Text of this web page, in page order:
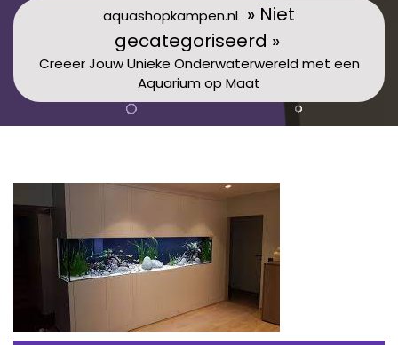
aquashopkampen.nl » Niet
gecategoriseerd »
Creëer Jouw Unieke Onderwaterwereld met een
Aquarium op Maat